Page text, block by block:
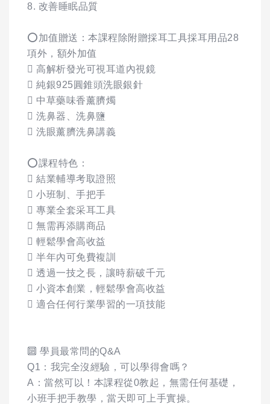
8. 改善睡眠品質
⭕️加值贈送：本課程除附贈採耳工具採耳用品28
項外，額外加值
 高解析發光可視耳道內視鏡
 純銀925圓錐頭洗眼銀針
 中草藥味香薰臍燭
 洗鼻器、洗鼻鹽
 洗眼薰臍洗鼻講義
⭕️課程特色：
 結業輔導考取證照
 小班制、手把手
 專業全套采耳工具
 無需再添購商品
 輕鬆學會高收益
 半年內可免費複訓
 透過一技之長，讓時薪破千元
 小資本創業，輕鬆學會高收益
 適合任何行業學習的一項技能
🔟 學員最常問的Q&A
Q1：我完全沒經驗，可以學得會嗎？
A：當然可以！本課程從0教起，無需任何基礎，
小班手把手教學，當天即可上手實操。